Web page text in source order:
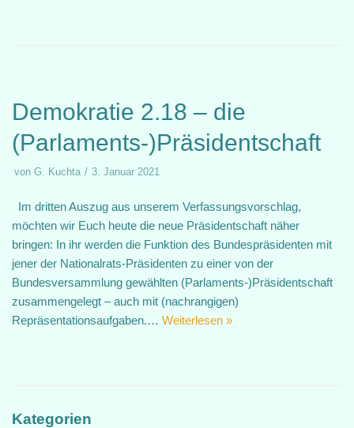
Demokratie 2.18 – die
(Parlaments-)Präsidentschaft
von G. Kuchta 3. Januar 2021
Im dritten Auszug aus unserem Verfassungsvorschlag,
möchten wir Euch heute die neue Präsidentschaft näher
bringen: In ihr werden die Funktion des Bundespräsidenten mit
jener der Nationalrats-Präsidenten zu einer von der
Bundesversammlung gewählten (Parlaments-)Präsidentschaft
zusammengelegt – auch mit (nachrangigen)
Repräsentationsaufgaben.… Weiterlesen »
Kategorien